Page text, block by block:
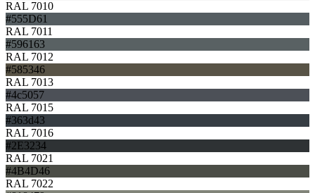
RAL 7010
#555D61
RAL 7011
#596163
RAL 7012
#585346
RAL 7013
#4c5057
RAL 7015
#363d43
RAL 7016
#2E3234
RAL 7021
#4B4D46
RAL 7022